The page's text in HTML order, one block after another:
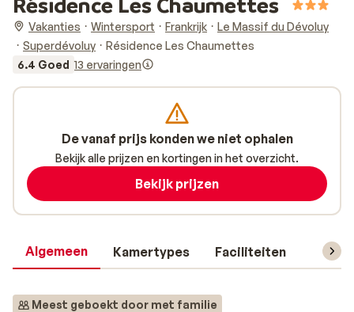
Vakanties Wintersport Frankrijk
Le Massif du Dévoluy
Superdévoluy
Résidence Les Chaumettes
6.4 Goed 13 ervaringen
Algemeen Kamertypes Faciliteiten
Meest geboekt door met familie
De vanaf prijs konden we niet ophalen
Bekijk alle prijzen en kortingen in het overzicht.
Bekijk prijzen